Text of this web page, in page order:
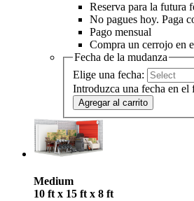
Reserva para la futura
No pagues hoy. Paga
Pago mensual
Compra un cerrojo en
Fecha de la mudanza
Elige una fecha:
Introduzca una fecha en
Agregar al carrito
Medium
10 ft x 15 ft x 8 ft